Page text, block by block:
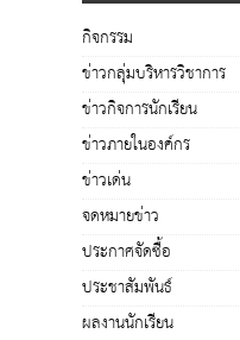
กิจกรรม
ข่าวกลุ่มบริหารวิชาการ
ข่าวกิจการนักเรียน
ข่าวภายในองค์กร
ข่าวเด่น
จดหมายข่าว
ประกาศจัดซื้อ
ประชาสัมพันธ์
ผลงานนักเรียน